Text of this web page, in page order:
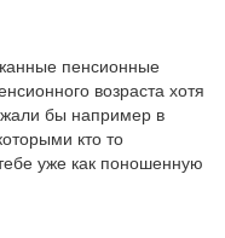
пенсионные
возраста хотя
бы например в
кто то
уже как поношенную